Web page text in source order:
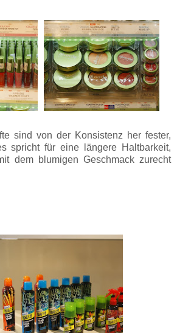
sind von der Konsistenz her fester,
spricht für eine längere Haltbarkeit,
dem blumigen Geschmack zurecht